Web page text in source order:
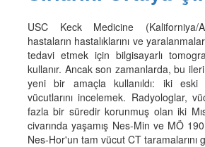
USC Keck Medicine (Kaliforniya/
hastaların hastalıklarını ve
tedavi etmek için bilgisayarlı
kullanır. Ancak son zamanlarda, bu
yeni bir amaçla kullanıldı: iki eski
vücutlarını incelemek. Radyologlar,
fazla bir süredir korunmuş olan iki
civarında yaşamış Nes-Min ve MÖ
Nes-Hor'un tam vücut CT taramalarını